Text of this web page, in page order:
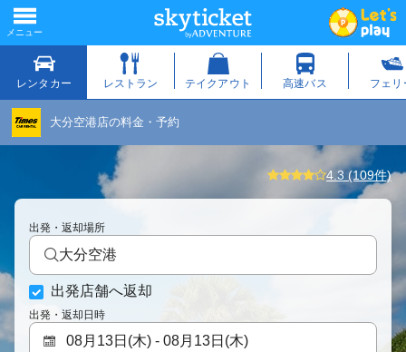
大分空港店の料金・予約
4.3 (109件)
出発・返却場所
大分空港
出発店舗へ返却
出発・返却日時